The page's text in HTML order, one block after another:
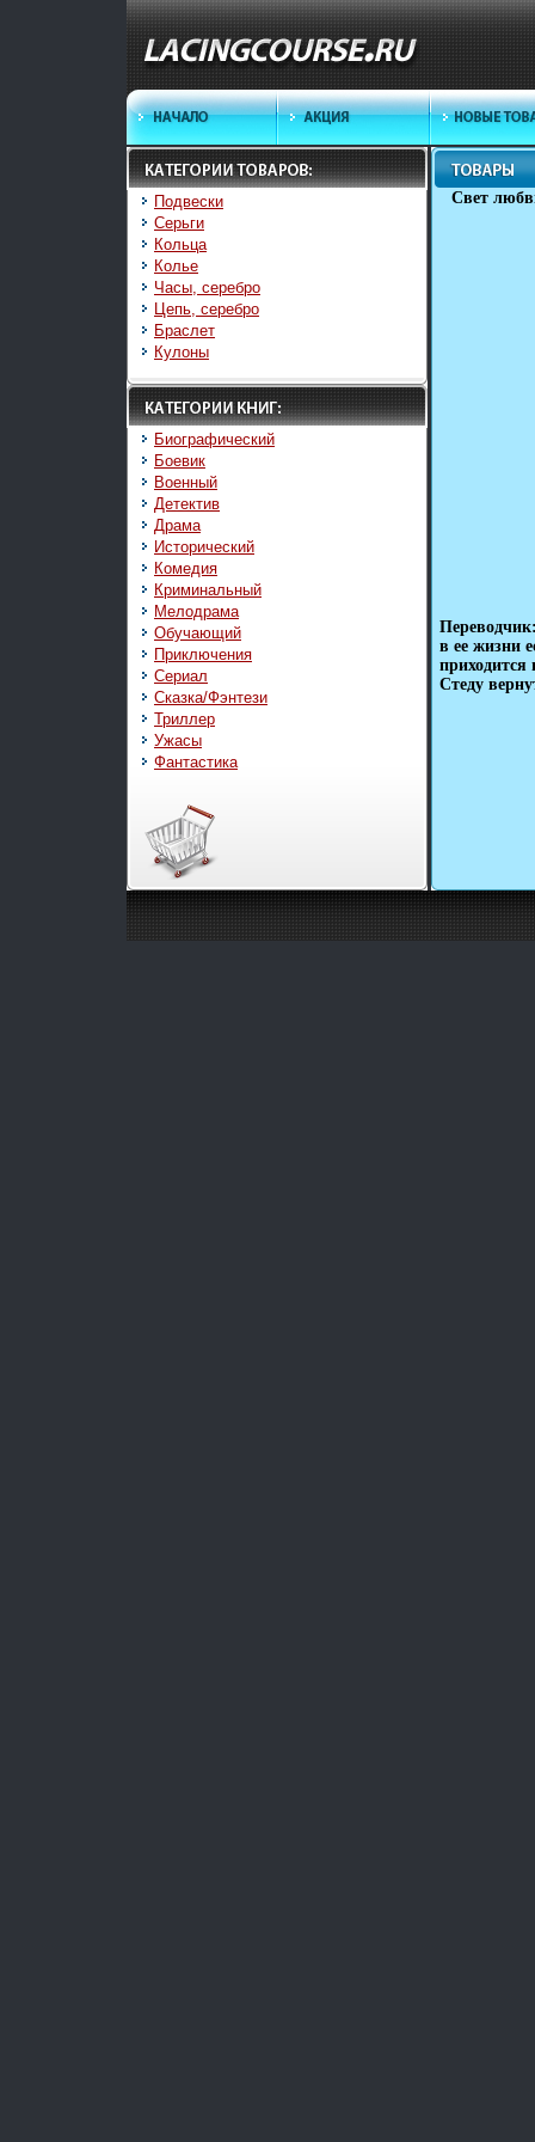
Подвески
Серьги
Кольца
Колье
Часы, серебро
Цепь, серебро
Браслет
Кулоны
Биографический
Боевик
Военный
Детектив
Драма
Исторический
Комедия
Криминальный
Мелодрама
Обучающий
Приключения
Сериал
Сказка/Фэнтези
Триллер
Ужасы
Фантастика
Свет
в ее жизни
приходится
Стеду